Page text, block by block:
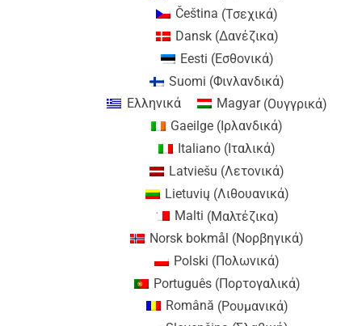
Čeština (Τσεχικά)
Dansk(Δανέζικα)
Eesti (Εσθονικά)
Suomi (Φινλανδικά)
Ελληνικά
Magyar(Ουγγρικά)
Gaeilge ( Ιρλανδικά)
Italiano (Ιταλικά)
Latviešu (Λετονικά)
Lietuvių (Λιθουανικά)
Malti (Μαλτέζικα)
Norsk bokmål (Νορβηγικά)
Polski (Πολωνικά)
Português(Πορτογαλικά)
Română (Ρουμανικά)